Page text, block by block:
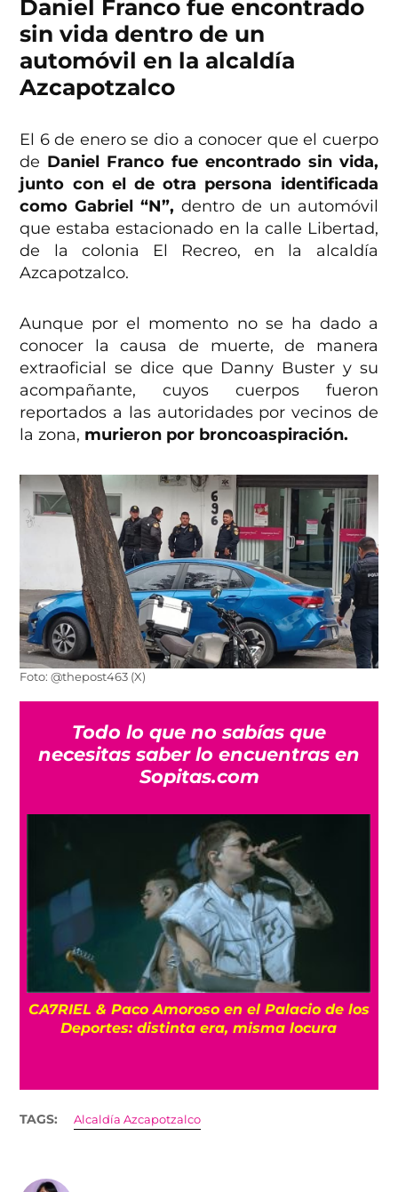
Daniel Franco fue encontrado
sin vida dentro de un
automóvil en la alcaldía
Azcapotzalco
El 6 de enero se dio a conocer que el cuerpo
de Daniel Franco fue encontrado sin vida,
junto con el de otra persona identificada
como Gabriel “N”, dentro de un automóvil
que estaba estacionado en la calle Libertad,
de la colonia El Recreo, en la alcaldía
Azcapotzalco.
Aunque por el momento no se ha dado a
conocer la causa de muerte, de manera
extraoficial se dice que Danny Buster y su
acompañante, cuyos cuerpos fueron
reportados a las autoridades por vecinos de
la zona, murieron por broncoaspiración.
Foto: @thepost463 (X)
Todo lo que no sabías que
necesitas saber lo encuentras en
Sopitas.com
CA7RIEL & Paco Amoroso en el Palacio de los
Deportes: distinta era, misma locura
TAGS: Alcaldía Azcapotzalco